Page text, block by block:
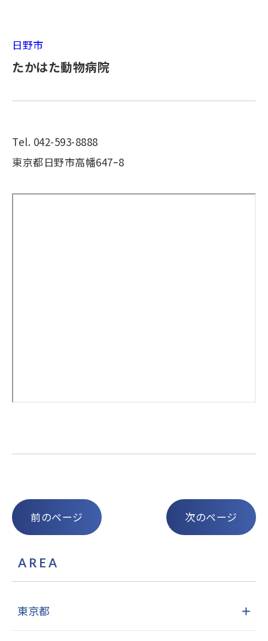
日野市
たかはた動物病院
Tel. 042-593-8888
東京都日野市高幡647ｰ8
前のページ 次のページ
AREA
東京都 ＋